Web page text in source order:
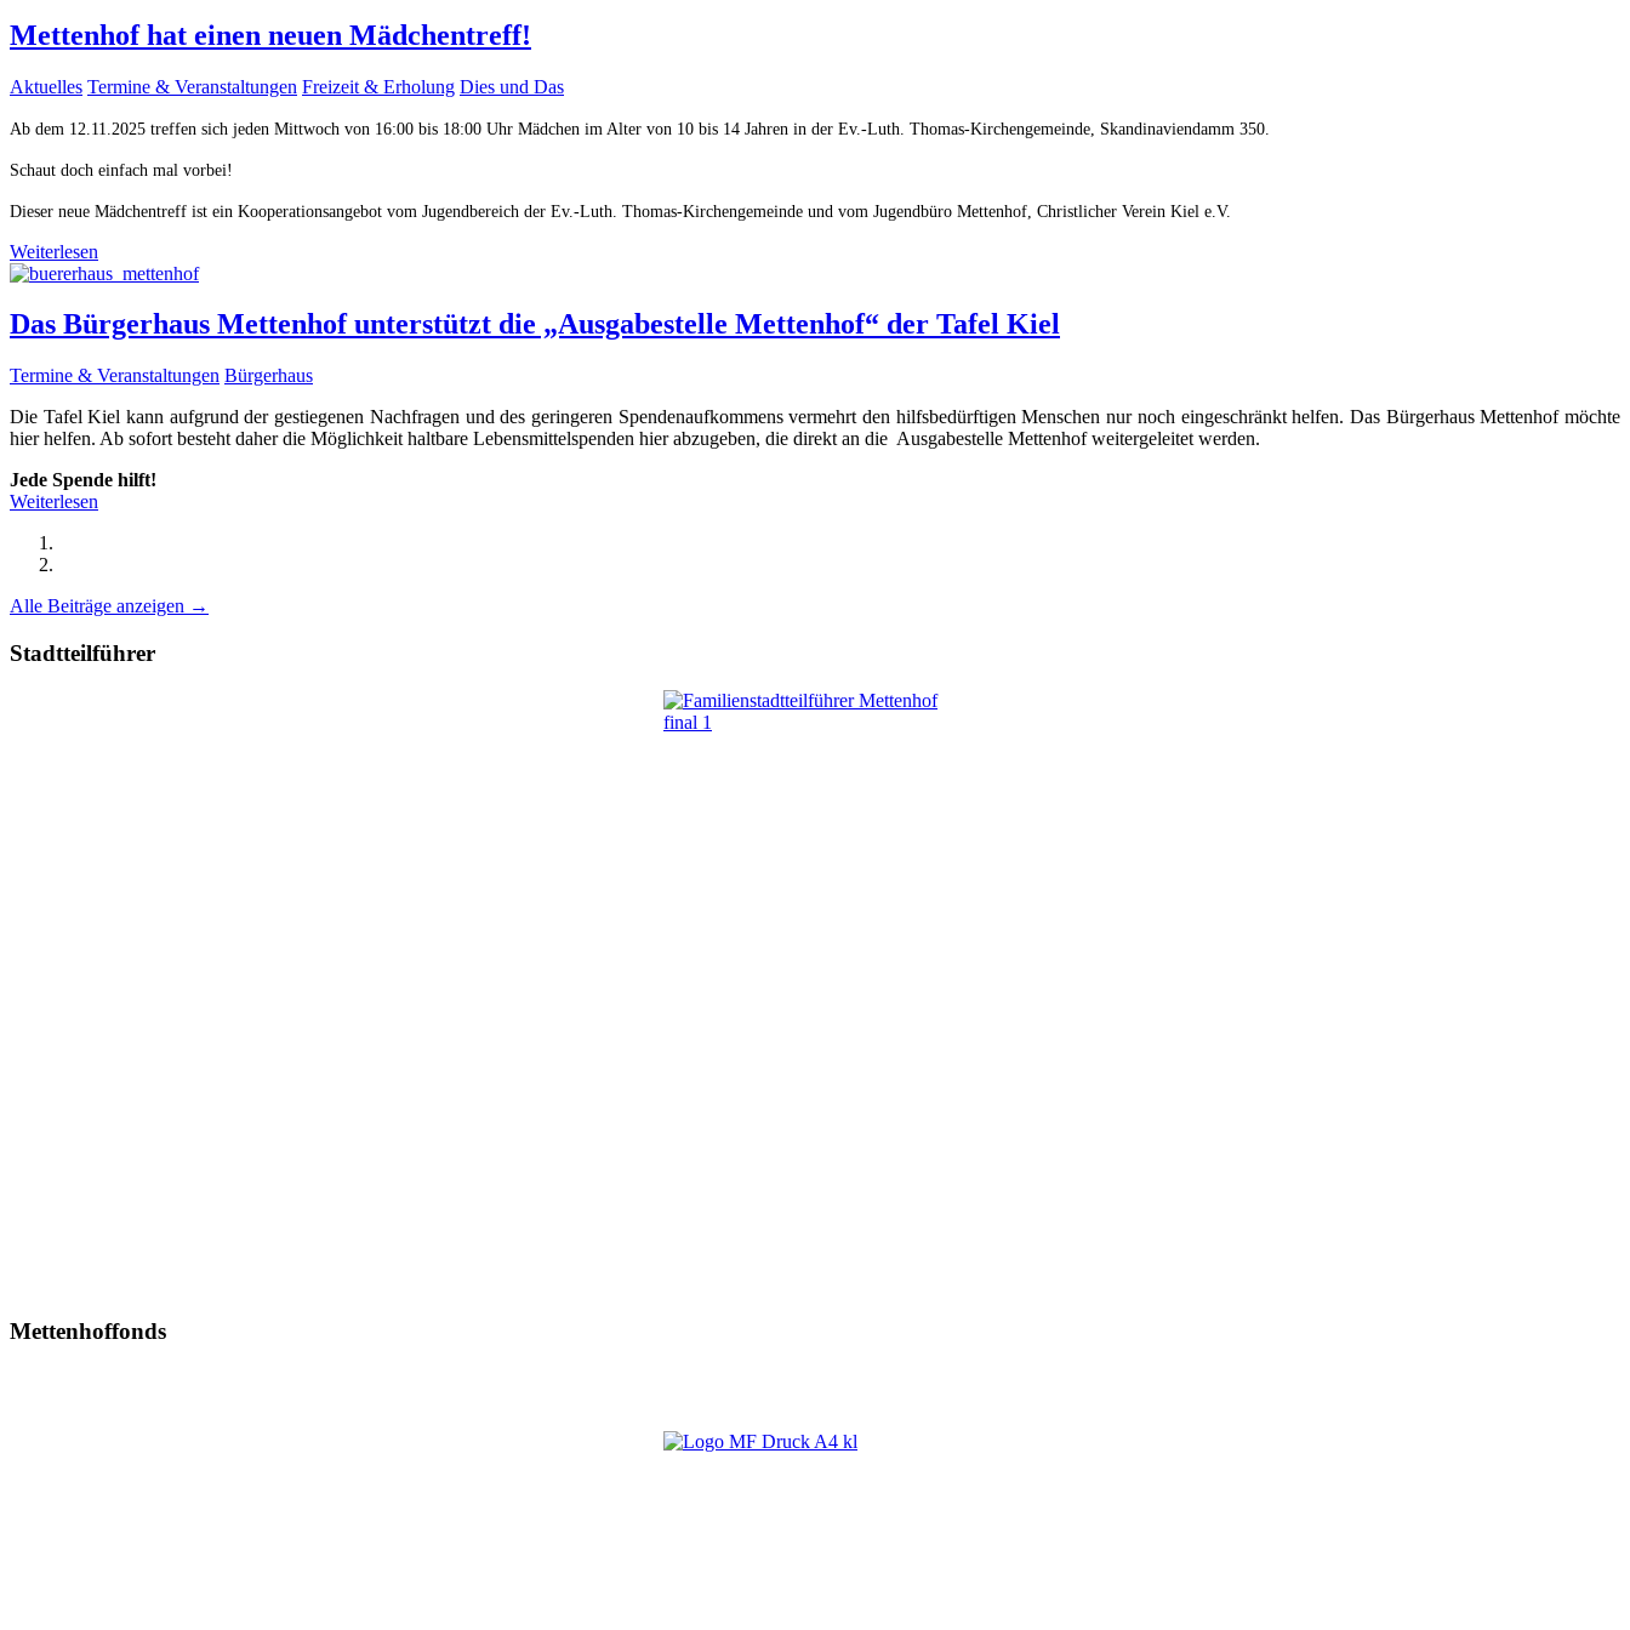
Mettenhof hat einen neuen Mädchentreff!
Aktuelles Termine & Veranstaltungen Freizeit & Erholung Dies und Das
Ab dem 12.11.2025 treffen sich jeden Mittwoch von 16:00 bis 18:00 Uhr Mädchen im Alter von 10 bis 14 Jahren in der Ev.-Luth. Thomas-Kirchengemeinde, Skandinaviendamm 350.
Schaut doch einfach mal vorbei!
Dieser neue Mädchentreff ist ein Kooperationsangebot vom Jugendbereich der Ev.-Luth. Thomas-Kirchengemeinde und vom Jugendbüro Mettenhof, Christlicher Verein Kiel e.V.
Weiterlesen
Das Bürgerhaus Mettenhof unterstützt die „Ausgabestelle Mettenhof“ der Tafel Kiel
Termine & Veranstaltungen Bürgerhaus
Die Tafel Kiel kann aufgrund der gestiegenen Nachfragen und des geringeren Spendenaufkommens vermehrt den hilfsbedürftigen Menschen nur noch eingeschränkt helfen. Das Bürgerhaus Mettenhof möchte
hier helfen. Ab sofort besteht daher die Möglichkeit haltbare Lebensmittelspenden hier abzugeben, die direkt an die Ausgabestelle Mettenhof weitergeleitet werden.
Jede Spende hilft!
Weiterlesen
Alle Beiträge anzeigen →
Stadtteilführer
Mettenhoffonds